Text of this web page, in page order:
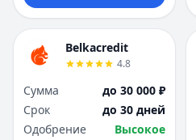
Belkacredit
4.8
Сумма
до 30 000 ₽
Срок
до 30 дней
Одобрение
Высокое